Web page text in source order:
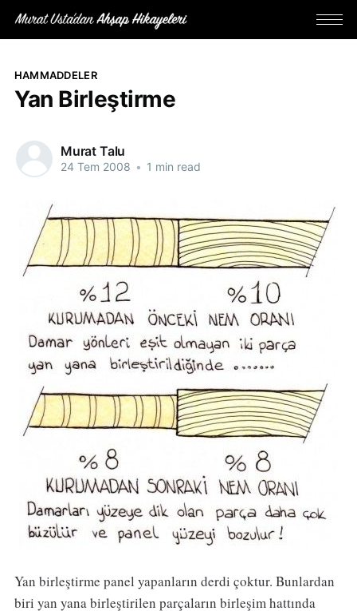
HAMMADDELER
Yan Birleştirme
Murat Talu
24 Tem 2008 • 1 min read
Yan birleştirme panel yapanların derdi çoktur. Bunlardan
biri yan yana birleştirilen parçaların birleşim hattında